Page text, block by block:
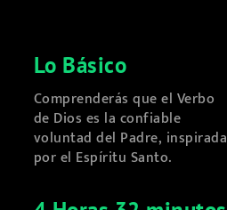
Lo Básico
Comprenderás que el Verbo
de Dios es la confiable
voluntad del Padre, inspirada
por el Espíritu Santo.